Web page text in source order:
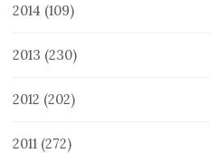
2014 (109)
2013 (230)
2012 (202)
2011 (272)